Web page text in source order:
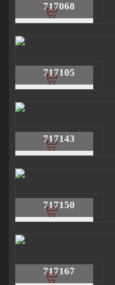
717068
717105
717143
717150
717167